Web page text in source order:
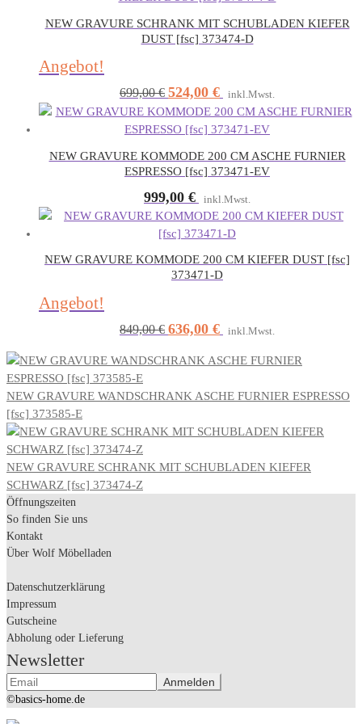
NEW GRAVURE SCHRANK MIT SCHUBLADEN KIEFER
DUST [fsc] 373474-D
Angebot!
699,00€ Ursprünglicher
Preis
war:
524,00 €Aktueller
Preis
ist:
inkl.Mwst.
NEW GRAVURE KOMMODE 200 CM ASCHE FURNIER
ESPRESSO [fsc] 373471-EV
999,00 € inkl.Mwst.
NEW GRAVURE KOMMODE 200 CM KIEFER DUST [fsc]
373471-D
Angebot!
849,00€ Ursprünglicher
war:
636,00 €Aktueller
ist:
inkl.Mwst.
NEW GRAVURE WANDSCHRANK ASCHE FURNIER ESPRESSO
[fsc] 373585-E
NEW GRAVURE SCHRANK MIT SCHUBLADEN KIEFER
SCHWARZ [fsc] 373474-Z
Öffnungszeiten
So finden Sie uns
Kontakt
Über Wolf Möbelladen
Datenschutzerklärung
Impressum
Gutscheine
Abholung oder Lieferung
Newsletter
©basics-home.de